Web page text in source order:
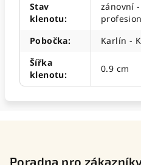
Stav
klenotu:
zánovní
Pobočka:
Karlín -
Šířka
klenotu:
0.9 cm
Poradna pro